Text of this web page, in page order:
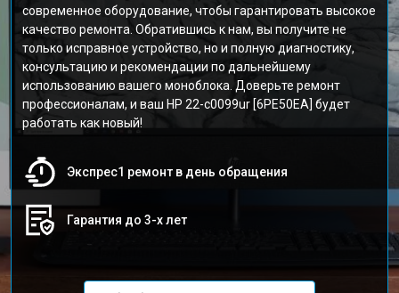
современное оборудование, чтобы гарантировать высокое
качество ремонта. Обратившись к нам, вы получите не
только исправное устройство, но и полную диагностику,
консультацию и рекомендации по дальнейшему
использованию вашего моноблока. Доверьте ремонт
профессионалам, и ваш HP 22-c0099ur [6PE50EA] будет
работать как новый!
Экспрес1 ремонт в день обращения
Гарантия до 3-х лет